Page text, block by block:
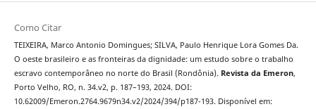
Como Citar
TEIXEIRA, Marco Antonio Domingues; SILVA, Paulo Henrique Lora Gomes Da.
O oeste brasileiro e as fronteiras da dignidade: um estudo sobre o trabalho
escravo contemporâneo no norte do Brasil (Rondônia). Revista da Emeron,
Porto Velho, RO, n. 34.v2, p. 187–193, 2024. DOI:
10.62009/Emeron.2764.9679n34.v2/2024/394/p187-193. Disponível em: